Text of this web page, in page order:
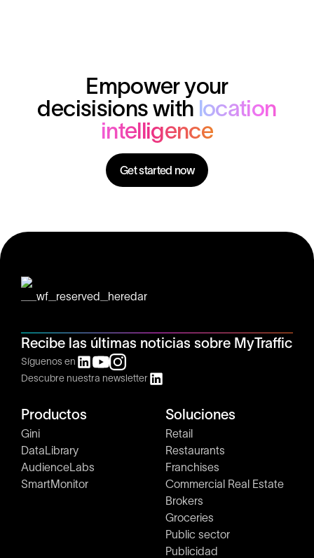
Empower your
decisisions with location
intelligence
Get started now
Recibe las últimas noticias sobre MyTraffic
Síguenos en
Descubre nuestra newsletter
Productos
Gini
DataLibrary
AudienceLabs
SmartMonitor
Soluciones
Retail
Restaurants
Franchises
Commercial Real Estate
Brokers
Groceries
Public sector
Publicidad